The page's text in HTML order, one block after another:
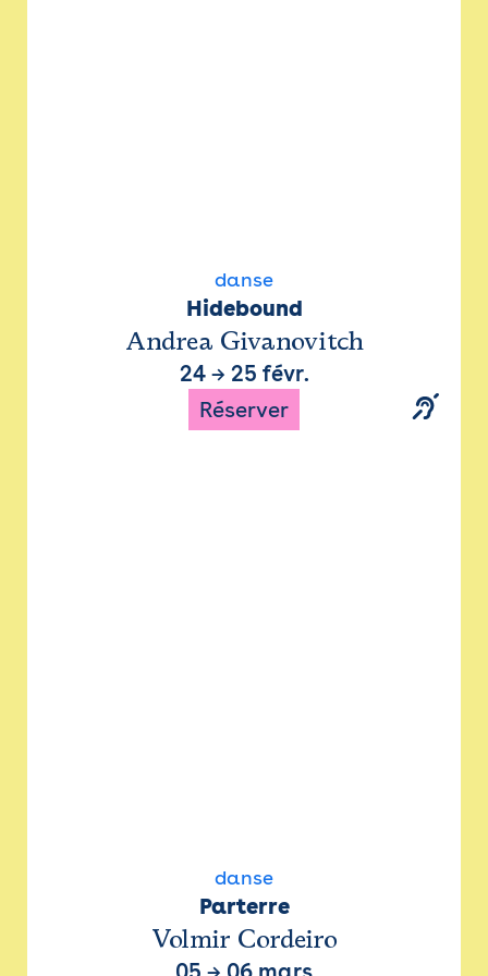
danse
Hidebound
Andrea Givanovitch
24→ 25 févr.
Réserver
danse
Parterre
Volmir Cordeiro